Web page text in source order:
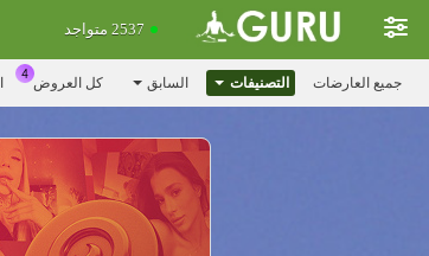
2537 متواجد
جميع العارضات التصنيفات السابق كل العروض